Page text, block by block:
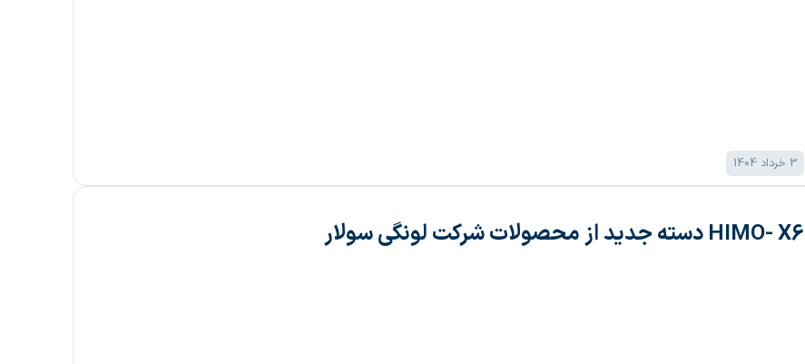
3 خرداد 1404
HIMO- X6 دسته جدید از محصولات شرکت لونگی سولار